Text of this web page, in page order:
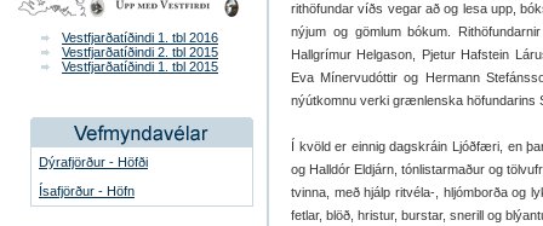
Vestfjarðatíðindi 1. tbl 2016
Vestfjarðatíðindi 2. tbl 2015
Vestfjarðatíðindi 1. tbl 2015
Dýrafjörður - Höfði
Ísafjörður - Höfn
rithöfundar víðs vegar að og lesa upp,
nýjum og gömlum bókum.
Hallgrímur Helgason, Pjetur Hafstein
Eva Mínervudóttir og Hermann
nýútkomnu verki grænlenska höfundarins
Í kvöld er einnig dagskráin Ljóðfæri, en
og Halldór Eldjárn, tónlistarmaður og
tvinna, með hjálp ritvéla-, hljómborða og
fetlar, blöð, hristur, burstar, snerill og